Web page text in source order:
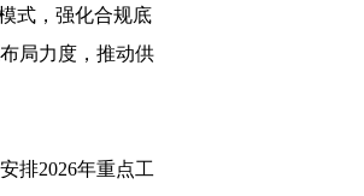
式，强化合规底
局力度，推动供
排2026年重点工